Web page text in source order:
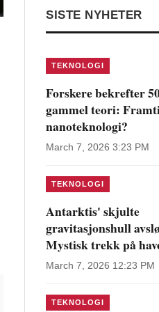
SISTE NYHETER
TEKNOLOGI
Forskere bekrefter
gammel teori:
nanoteknologi?
March 7, 2026 3:23 PM
TEKNOLOGI
Antarktis' skjulte
gravitasjonshull
Mystisk trekk på
March 7, 2026 12:23 PM
TEKNOLOGI